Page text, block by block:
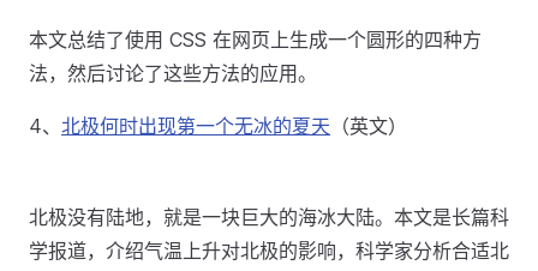
本文总结了使用 CSS 在网页上生成一个圆形的四种方
法，然后讨论了这些方法的应用。
4、 北极何时出现第一个无冰的夏天 （英文）
北极没有陆地，就是一块巨大的海冰大陆。本文是长篇科
学报道，介绍气温上升对北极的影响，科学家分析合适北